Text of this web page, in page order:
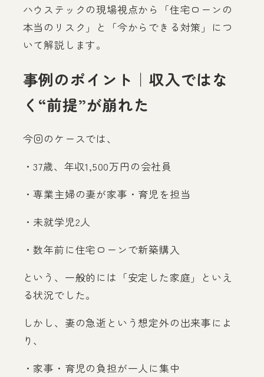
ハウステックの現場視点から「住宅ローンの
本当のリスク」と「今からできる対策」につ
いて解説します。
事例のポイント｜収入ではな
く“前提”が崩れた
今回のケースでは、
・37歳、年収1,500万円の会社員
・専業主婦の妻が家事・育児を担当
・未就学児2人
・数年前に住宅ローンで新築購入
という、一般的には「安定した家庭」といえ
る状況でした。
しかし、妻の急逝という想定外の出来事によ
り、
・家事・育児の負担が一人に集中